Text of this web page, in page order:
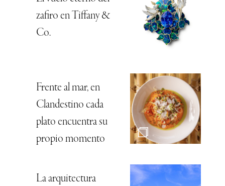
zafiro en Tiffany &
Co.
Frente al mar, en
Clandestino cada
plato encuentra su
propio momento
La arquitectura